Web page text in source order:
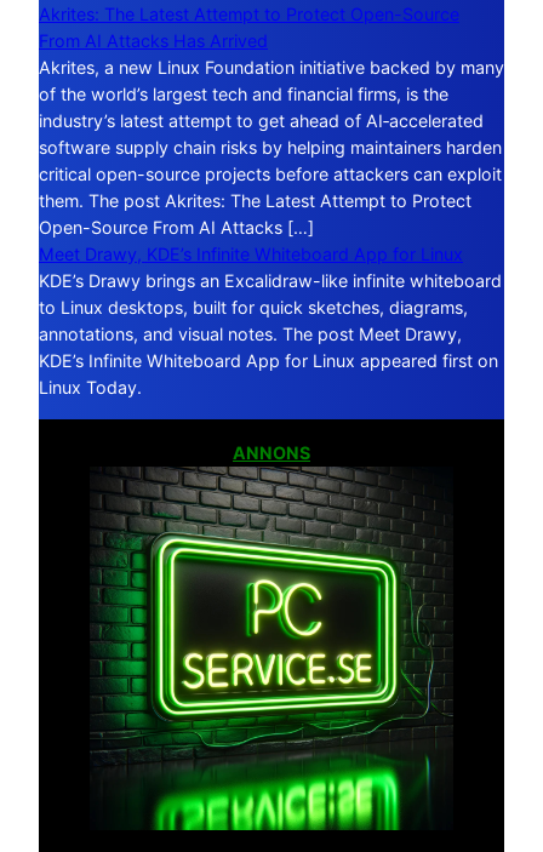
Akrites: The Latest Attempt to Protect Open-Source
From AI Attacks Has Arrived
Akrites, a new Linux Foundation initiative backed by many
of the world’s largest tech and financial firms, is the
industry’s latest attempt to get ahead of AI‑accelerated
software supply chain risks by helping maintainers harden
critical open-source projects before attackers can exploit
them. The post Akrites: The Latest Attempt to Protect
Open-Source From AI Attacks […]
Meet Drawy, KDE’s Infinite Whiteboard App for Linux
KDE’s Drawy brings an Excalidraw-like infinite whiteboard
to Linux desktops, built for quick sketches, diagrams,
annotations, and visual notes. The post Meet Drawy,
KDE’s Infinite Whiteboard App for Linux appeared first on
Linux Today.
ANNONS